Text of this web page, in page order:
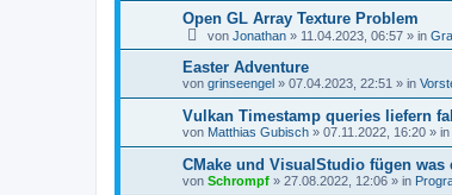
Open GL Array Texture Problem
von Jonathan » 11.04.2023, 06:57 » in
Easter Adventure
von grinseengel » 07.04.2023, 22:51 » in
Vulkan Timestamp queries liefern
von Matthias Gubisch » 07.11.2022, 16:20 » in
CMake und VisualStudio fügen was
von Schrompf » 27.08.2022, 12:06 » in